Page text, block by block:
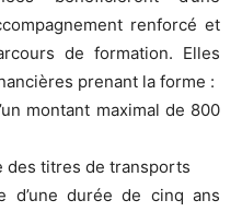
renforcé et
de formation. Elles
prenant la forme :
montant maximal de 800
des titres de transports
d’une durée de cinq ans